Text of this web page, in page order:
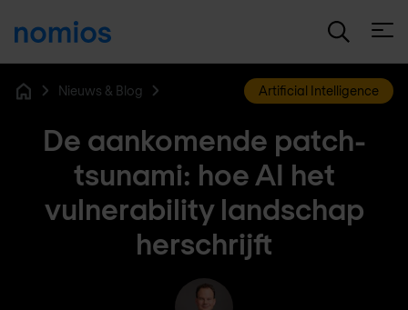
Nieuws & Blog Artificial Intelligence
De aankomende patch-
tsunami: hoe AI het
vulnerability landschap
herschrijft
Richard Landman